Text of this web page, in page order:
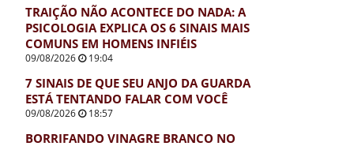
TRAIÇÃO NÃO ACONTECE DO NADA: A
PSICOLOGIA EXPLICA OS 6 SINAIS MAIS
COMUNS EM HOMENS INFIÉIS
09/08/2026 19:04
7 SINAIS DE QUE SEU ANJO DA GUARDA
ESTÁ TENTANDO FALAR COM VOCÊ
09/08/2026 18:57
BORRIFANDO VINAGRE BRANCO NO